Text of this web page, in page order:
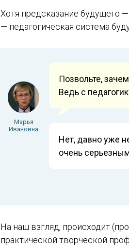
Хотя предсказание будущего
— педагогическая система
Позвольте,
Ведь с
Марья
Ивановна
Нет, давно уже
очень
На наш взгляд, происходит
практической творческой